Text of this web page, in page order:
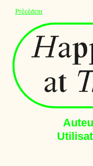
Précédent